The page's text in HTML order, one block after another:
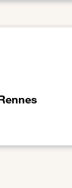
IA Rennes